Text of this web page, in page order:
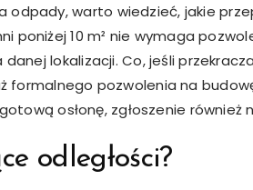
warto wiedzieć, jakie
10 m² nie wymaga
lokalizacji. Co, jeśli
formalnego pozwolenia na
osłonę, zgłoszenie również
odległości?